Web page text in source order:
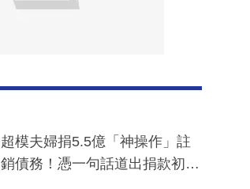
超模夫婦捐5.5億「神操作」註
銷債務！憑一句話道出捐款初